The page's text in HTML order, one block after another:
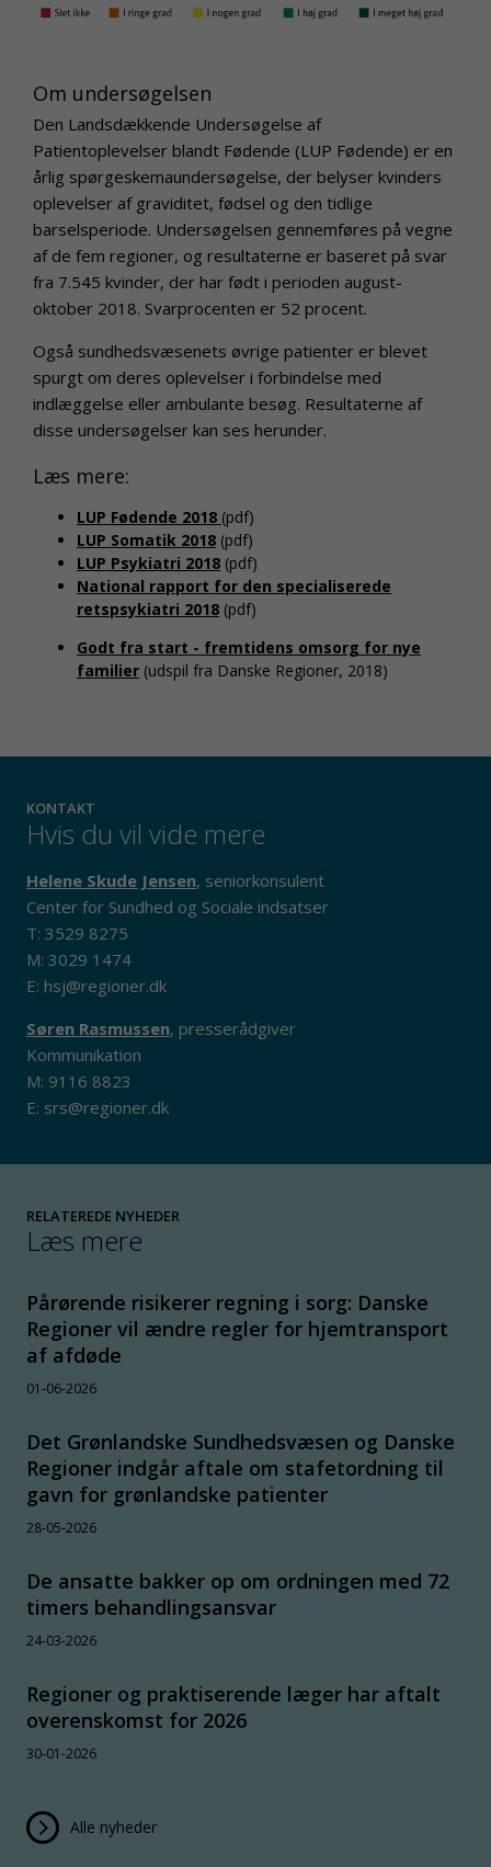
Om undersøgelsen
Den Landsdækkende Undersøgelse af
Patientoplevelser blandt Fødende (LUP Fødende) er en
årlig spørgeskemaundersøgelse, der belyser kvinders
oplevelser af graviditet, fødsel og den tidlige
barselsperiode. Undersøgelsen gennemføres på vegne
af de fem regioner, og resultaterne er baseret på svar
fra 7.545 kvinder, der har født i perioden august-
oktober 2018. Svarprocenten er 52 procent.
Også sundhedsvæsenets øvrige patienter er blevet
spurgt om deres oplevelser i forbindelse med
indlæggelse eller ambulante besøg. Resultaterne af
disse undersøgelser kan ses herunder.
Læs mere:
LUP Fødende 2018 (pdf)
LUP Somatik 2018 (pdf)
LUP Psykiatri 2018 (pdf)
National rapport for den specialiserede
retspsykiatri 2018 (pdf)
Godt fra start - fremtidens omsorg for nye
familier (udspil fra Danske Regioner, 2018)
KONTAKT
Hvis du vil vide mere
Helene Skude Jensen, seniorkonsulent
Center for Sundhed og Sociale indsatser
T: 3529 8275
M: 3029 1474
E: hsj@regioner.dk
Søren Rasmussen, presserådgiver
Kommunikation
M: 9116 8823
E: srs@regioner.dk
RELATEREDE NYHEDER
Læs mere
Pårørende risikerer regning i sorg: Danske
Regioner vil ændre regler for hjemtransport
af afdøde
01-06-2026
Det Grønlandske Sundhedsvæsen og Danske
Regioner indgår aftale om stafetordning til
gavn for grønlandske patienter
28-05-2026
De ansatte bakker op om ordningen med 72
timers behandlingsansvar
24-03-2026
Regioner og praktiserende læger har aftalt
overenskomst for 2026
30-01-2026
Alle nyheder